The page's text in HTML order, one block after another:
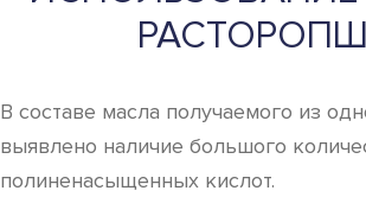
В составе масла получаемого из
выявлено наличие большого
полиненасыщенных кислот.